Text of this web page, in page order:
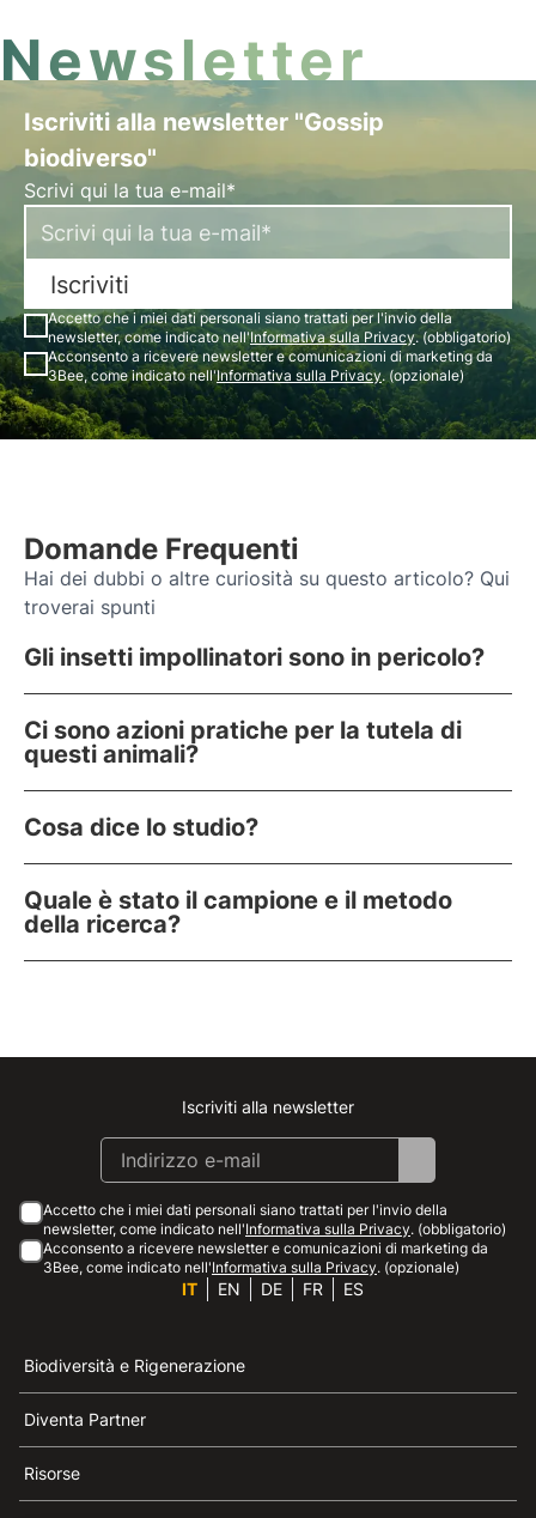
Newsletter
Iscriviti alla newsletter "Gossip
biodiverso"
Scrivi qui la tua e-mail*
Iscriviti
Accetto che i miei dati personali siano trattati per l'invio della
newsletter, come indicato nell'Informativa sulla Privacy. (obbligatorio)
Acconsento a ricevere newsletter e comunicazioni di marketing da
3Bee, come indicato nell'Informativa sulla Privacy. (opzionale)
Domande Frequenti
Hai dei dubbi o altre curiosità su questo articolo? Qui
troverai spunti
Gli insetti impollinatori sono in pericolo?
Ci sono azioni pratiche per la tutela di
questi animali?
Cosa dice lo studio?
Quale è stato il campione e il metodo
della ricerca?
Instagram
Facebook
Linkedin
Youtube
Iscriviti alla newsletter
Accetto che i miei dati personali siano trattati per l'invio della
newsletter, come indicato nell'Informativa sulla Privacy. (obbligatorio)
Acconsento a ricevere newsletter e comunicazioni di marketing da
3Bee, come indicato nell'Informativa sulla Privacy. (opzionale)
IT EN DE FR ES
Biodiversità e Rigenerazione
Diventa Partner
Risorse